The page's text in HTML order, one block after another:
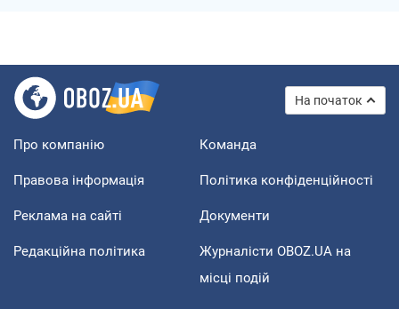
На початок
Про компанію Команда
Правова інформація Політика конфіденційності
Реклама на сайті Документи
Редакційна політика
Журналісти OBOZ.UA на
місці подій